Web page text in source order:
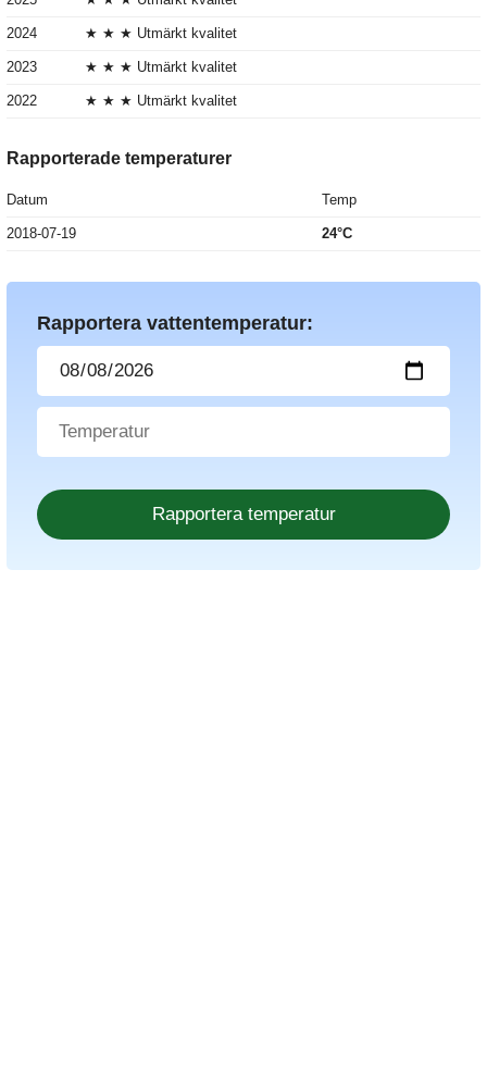
2024 ★ ★ ★ Utmärkt kvalitet
2023 ★ ★ ★ Utmärkt kvalitet
2022 ★ ★ ★ Utmärkt kvalitet
Rapporterade temperaturer
Datum Temp
2018-07-19 24°C
Rapportera vattentemperatur: